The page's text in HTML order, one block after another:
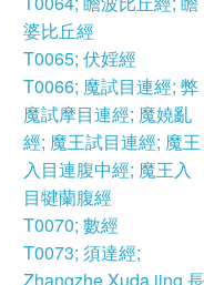
婆比丘經
T0065; 伏婬經
T0066; 魔試目連經; 弊
魔試摩目連經; 魔嬈亂
經; 魔王試目連經; 魔王
入目連腹中經; 魔王入
目犍蘭腹經
T0070; 數經
T0073; 須達經;